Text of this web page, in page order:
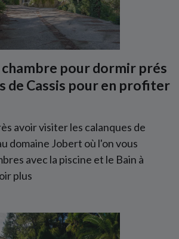
pour dormir prés
de Cassis pour en profiter
avoir visiter les calanques de
domaine Jobert où l'on vous
avec la piscine et le Bain à
plus